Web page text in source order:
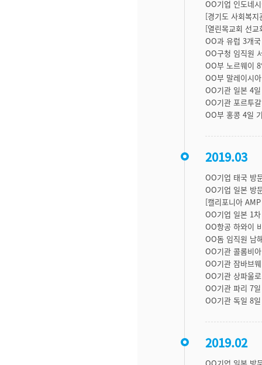
OO기업 인도네
[경기도 사회복
[열린목교회 선
OO과 유럽 3개
OO구청 임직원
OO부 노르웨이
OO부 말레이시
OO기관 일본 4
OO기관 포르투
OO부 홍콩 4일
2019.03
OO기업 태국 방
OO기업 일본 방
[캘리포니아
OO기업 일본 1
OO항공 하와이
OO돔 임직원 남
OO기관 콜롬비
OO기관 잠바브
OO기관 상파울
OO기관 파리 7
OO기관 독일 8
2019.02